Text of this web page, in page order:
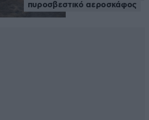
πυροσβεστικό αεροσκάφος